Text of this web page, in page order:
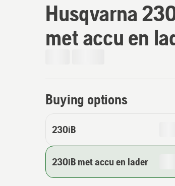
Husqvarna
met accu en
Buying options
230iB
230iB met accu en lader